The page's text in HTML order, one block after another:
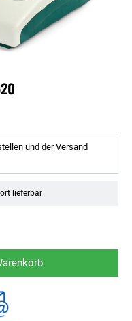
und der Versand
lieferbar